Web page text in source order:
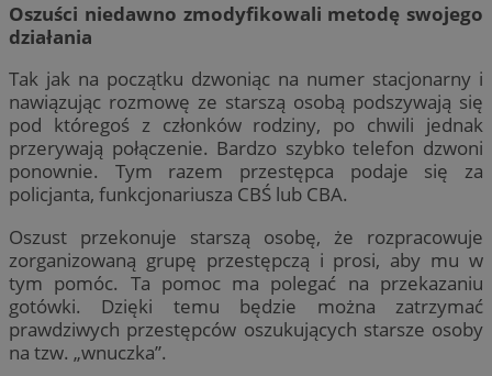
Oszuści niedawno zmodyfikowali metodę swojego
działania
Tak jak na początku dzwoniąc na numer stacjonarny i
nawiązując rozmowę ze starszą osobą podszywają się
pod któregoś z członków rodziny, po chwili jednak
przerywają połączenie. Bardzo szybko telefon dzwoni
ponownie. Tym razem przestępca podaje się za
policjanta, funkcjonariusza CBŚ lub CBA.
Oszust przekonuje starszą osobę, że rozpracowuje
zorganizowaną grupę przestępczą i prosi, aby mu w
tym pomóc. Ta pomoc ma polegać na przekazaniu
gotówki. Dzięki temu będzie można zatrzymać
prawdziwych przestępców oszukujących starsze osoby
na tzw. „wnuczka”.